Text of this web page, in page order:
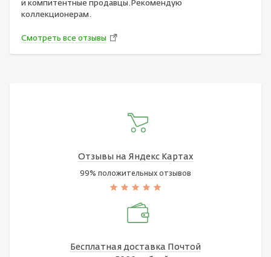
и компитентные продавцы.Рекомендую
коллекционерам.
Смотреть все отзывы
Отзывы на Яндекс Картах
99% положительных отзывов
Бесплатная доставка Почтой